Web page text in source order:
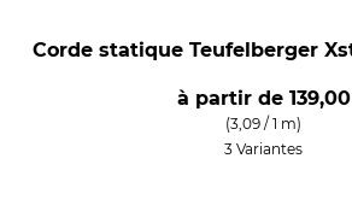
Corde statique Teufelberger
à partir de 139,00
(3,09 / 1 m)
3 Variantes